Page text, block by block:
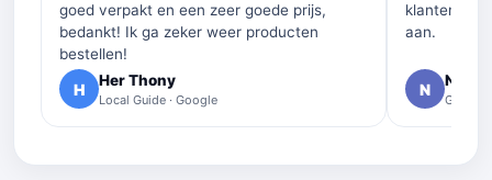
goed verpakt en een zeer goede prijs,
bedankt! Ik ga zeker weer producten
bestellen!
H Her Thony
Local Guide · Google
aan.
N Nelly
Google